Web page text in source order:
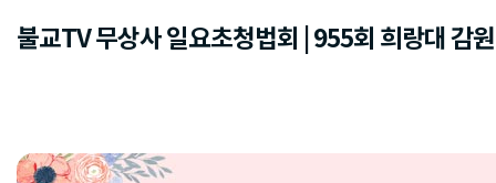
불교TV 무상사 일요초청법회 | 955회 희랑대 감